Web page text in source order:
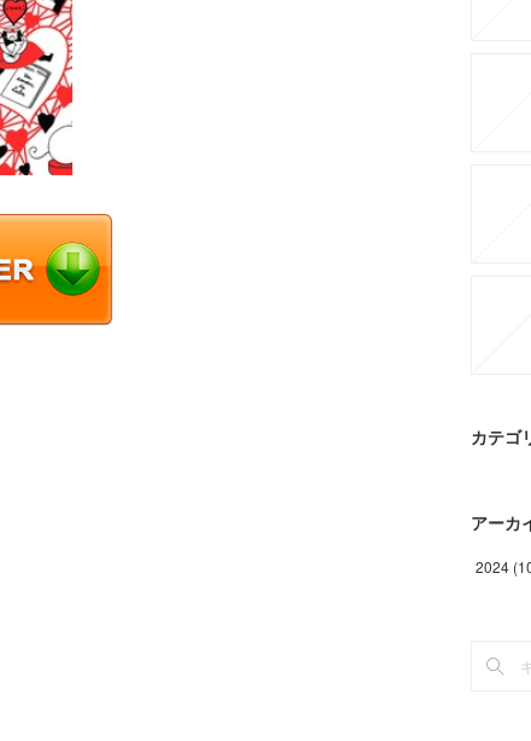
カテゴ
アーカ
2024 (
(